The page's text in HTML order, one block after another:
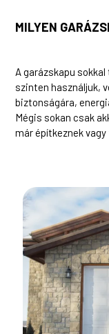
MILYEN
A garázskapu
szinten használjuk,
biztonságára,
Mégis sokan csak
már építkeznek vagy